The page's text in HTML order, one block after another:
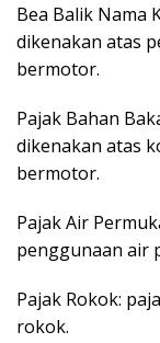
Bea Balik Nama
dikenakan atas
bermotor.
Pajak Bahan
dikenakan atas
bermotor.
Pajak Air
penggunaan air
Pajak Rokok:
rokok.